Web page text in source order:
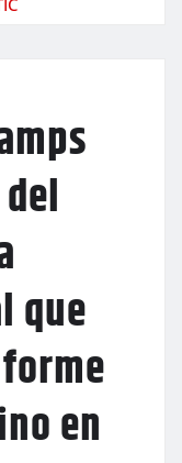
que
en